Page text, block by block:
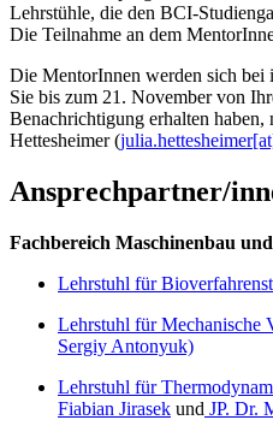
Lehrstühle, die den BCI-
Die Teilnahme an dem
Die MentorInnen werden sich bei
Sie bis zum 21. November von
Benachrichtigung erhalten haben,
Hettesheimer (
Ansprechpartner/
Fachbereich Maschinenbau
Lehrstuhl für
Lehrstuhl für Mechanische
Sergiy Antonyuk)
Lehrstuhl für
Fiabian Jirasek und JP. Dr.